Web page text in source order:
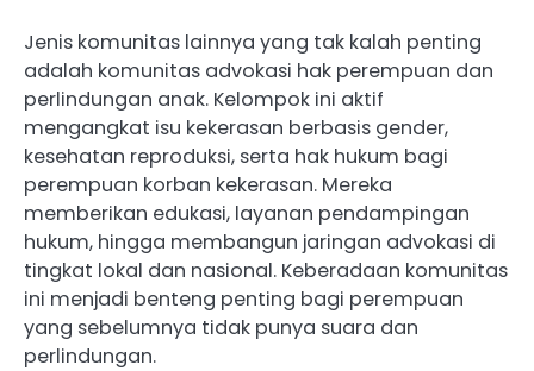
Jenis komunitas lainnya yang tak kalah penting
adalah komunitas advokasi hak perempuan dan
perlindungan anak. Kelompok ini aktif
mengangkat isu kekerasan berbasis gender,
kesehatan reproduksi, serta hak hukum bagi
perempuan korban kekerasan. Mereka
memberikan edukasi, layanan pendampingan
hukum, hingga membangun jaringan advokasi di
tingkat lokal dan nasional. Keberadaan komunitas
ini menjadi benteng penting bagi perempuan
yang sebelumnya tidak punya suara dan
perlindungan.